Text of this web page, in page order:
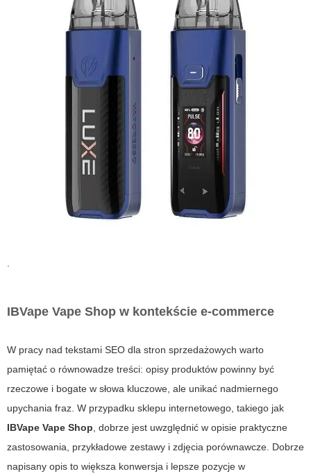
IBVape Vape Shop w kontekście e‑commerce
W pracy nad tekstami SEO dla stron sprzedażowych warto
pamiętać o równowadze treści: opisy produktów powinny być
rzeczowe i bogate w słowa kluczowe, ale unikać nadmiernego
upychania fraz. W przypadku sklepu internetowego, takiego jak
IBVape Vape Shop , dobrze jest uwzględnić w opisie praktyczne
zastosowania, przykładowe zestawy i zdjęcia porównawcze. Dobrze
napisany opis to większa konwersja i lepsze pozycje w